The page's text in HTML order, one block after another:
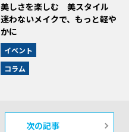
美しさを楽しむ 美スタイル
迷わないメイクで、もっと軽や
かに
イベント
コラム
次の記事